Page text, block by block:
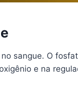
sangue. O
e na